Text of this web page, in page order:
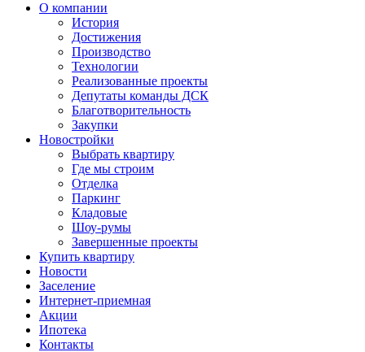
О компании
История
Достижения
Производство
Технологии
Реализованные проекты
Депутаты команды ДСК
Благотворительность
Закупки
Новостройки
Выбрать квартиру
Где мы строим
Отделка
Паркинг
Кладовые
Шоу-румы
Завершенные проекты
Купить квартиру
Новости
Заселение
Интернет-приемная
Акции
Ипотека
Контакты